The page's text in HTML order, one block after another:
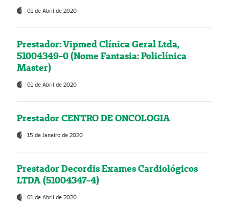
01 de Abril de 2020
Prestador: Vipmed Clínica Geral Ltda,
51004349-0 (Nome Fantasia: Policlínica
Master)
01 de Abril de 2020
Prestador CENTRO DE ONCOLOGIA
15 de Janeiro de 2020
Prestador Decordis Exames Cardiológicos
LTDA (51004347-4)
01 de Abril de 2020